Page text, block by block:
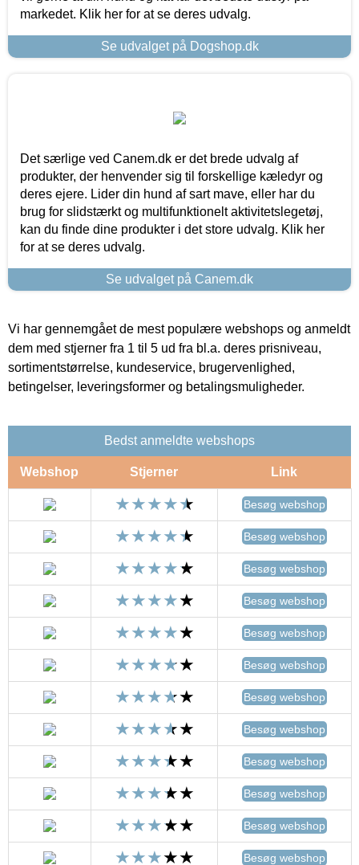
markedet. Klik her for at se deres udvalg.
Se udvalget på Dogshop.dk
Det særlige ved Canem.dk er det brede udvalg af
produkter, der henvender sig til forskellige kæledyr og
deres ejere. Lider din hund af sart mave, eller har du
brug for slidstærkt og multifunktionelt aktivitetslegetøj,
kan du finde dine produkter i det store udvalg. Klik her
for at se deres udvalg.
Se udvalget på Canem.dk
Vi har gennemgået de mest populære webshops og anmeldt
dem med stjerner fra 1 til 5 ud fra bl.a. deres prisniveau,
sortimentstørrelse, kundeservice, brugervenlighed,
betingelser, leveringsformer og betalingsmuligheder.
Bedst anmeldte webshops
Webshop Stjerner Link
Besøg webshop
Besøg webshop
Besøg webshop
Besøg webshop
Besøg webshop
Besøg webshop
Besøg webshop
Besøg webshop
Besøg webshop
Besøg webshop
Besøg webshop
Besøg webshop